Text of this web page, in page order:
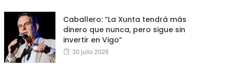
Caballero: “La Xunta tendrá más
dinero que nunca, pero sigue sin
invertir en Vigo”
Posted
30 julio 2026